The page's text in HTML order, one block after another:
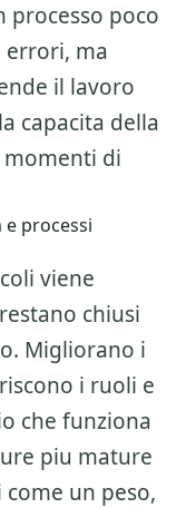
processo poco
errori, ma
il lavoro
capacita della
di
processi
viene
chiusi
Migliorano i
i ruoli e
che funziona
piu mature
un peso,